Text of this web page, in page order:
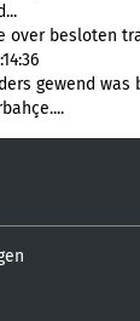
over besloten
gewend was